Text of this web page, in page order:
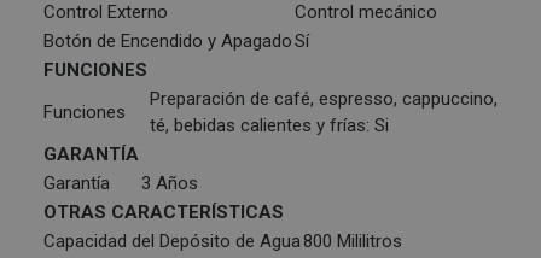
Control Externo
Control mecánico
Botón de Encendido y ApagadoSí
FUNCIONES
Funciones
Preparación de café, espresso, cappuccino,
té, bebidas calientes y frías: Si
GARANTÍA
Garantía
3 Años
OTRAS CARACTERÍSTICAS
Capacidad del Depósito de Agua800 Mililitros